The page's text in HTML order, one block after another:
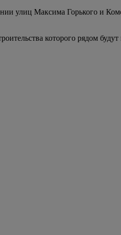
улиц Максима Горького и
которого рядом